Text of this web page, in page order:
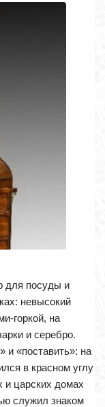
для посуды и
невысокий
горкой, на
и серебро.
и «поставить»: на
в красном углу
и царских домах
служил знаком